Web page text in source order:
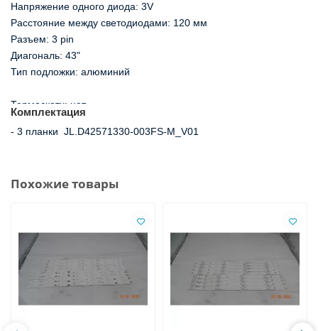
Напряжение одного диода: 3V
Расстояние между светодиодами: 120 мм
Разъем: 3 pin
Диагональ: 43"
Тип подложки: алюминий
Термоскотч: нет
Комплектация
- 3 планки  JL.D42571330-003FS-M_V01
Похожие товары